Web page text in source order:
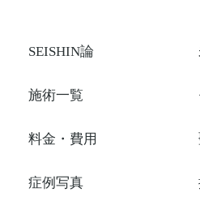
SEISHIN論
施術一覧
料金・費用
症例写真